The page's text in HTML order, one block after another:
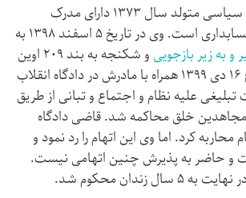
فروغ تقی پور زندانی سیاسی متولد سال ۱۳۷۳ دارای مدرک
لیسانس در رشته حسابداری است. وی در تاریخ ۵ اسفند ۱۳۹۸ به
و به زیر بازجویی
و شکنجه به بند ۲۰۹ اوین
منتقل شد. در تاریخ ۱۶ دی ۱۳۹۹ همراه با مادرش در دادگاه انقلاب
تبلیغی علیه نظام و اجتماع و تبانی از طریق
خلق محاکمه شد. قاضی دادگاه
محاربه کرد. اما وی این اتهام را رد نمود و
و حاضر به پذیرش چنین اتهامی نیست.
زندان محکوم شد.